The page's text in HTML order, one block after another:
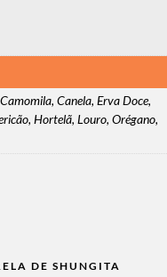
Canela, Erva Doce,
Hortelã, Louro, Orégano,
DE SHUNGITA